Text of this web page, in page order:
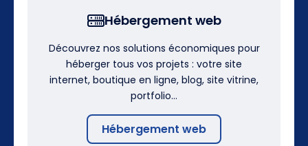
Hébergement web
Découvrez nos solutions économiques pour
héberger tous vos projets : votre site
internet, boutique en ligne, blog, site vitrine,
portfolio…
Hébergement web